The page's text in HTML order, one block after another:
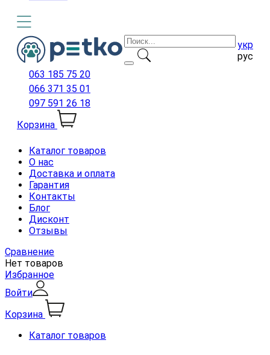
укр
рус
063 185 75 20
066 371 35 01
097 591 26 18
Корзина
Каталог товаров
О нас
Доставка и оплата
Гарантия
Контакты
Блог
Дисконт
Отзывы
Сравнение
Нет товаров
Избранное
Войти
Корзина
Каталог товаров